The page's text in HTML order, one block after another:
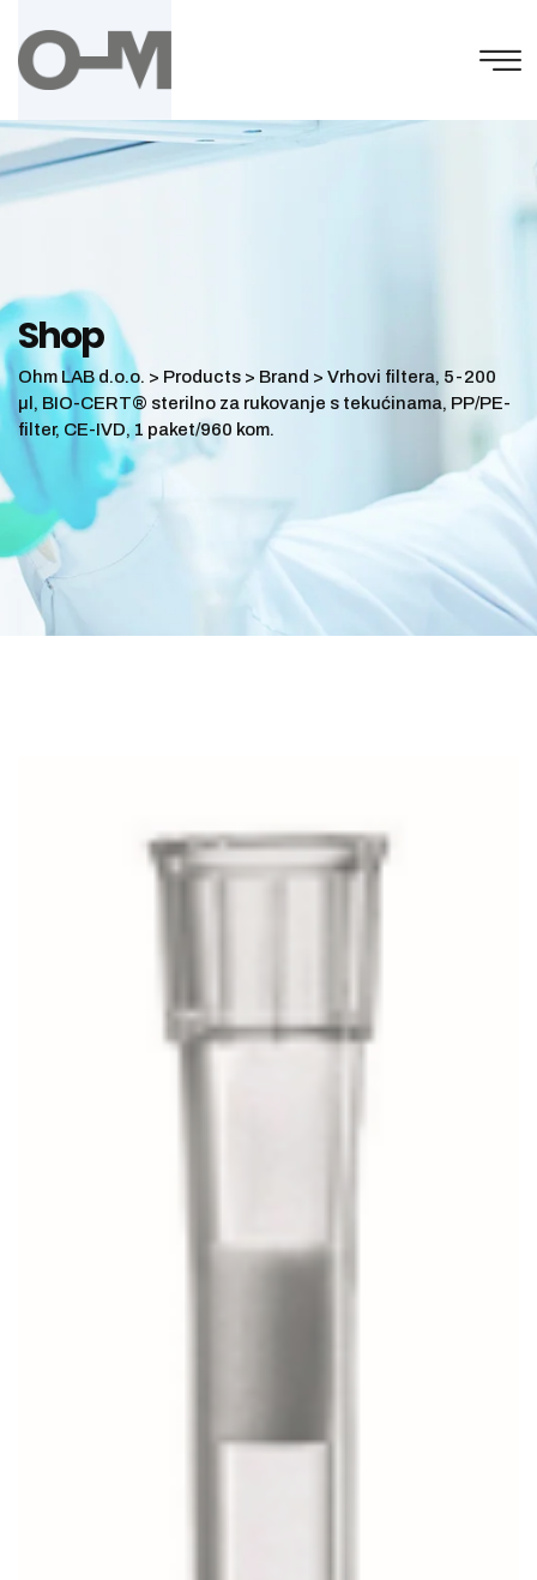
content
Shop
Ohm LAB d.o.o. > Products > Brand > Vrhovi filtera, 5-200
µl, BIO-CERT® sterilno za rukovanje s tekućinama, PP/PE-
filter, CE-IVD, 1 paket/960 kom.